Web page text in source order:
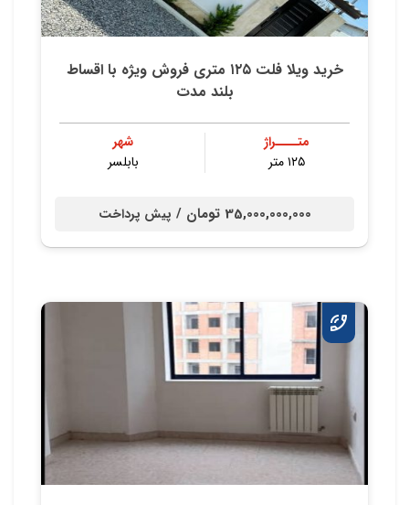
خرید ویلا فلت ۱۲۵ متری فروش ویژه با اقساط
بلند مدت
متــــراژ
۱۲۵ متر
شهر
بابلسر
35,000,000,000 تومان / پیش پرداخت